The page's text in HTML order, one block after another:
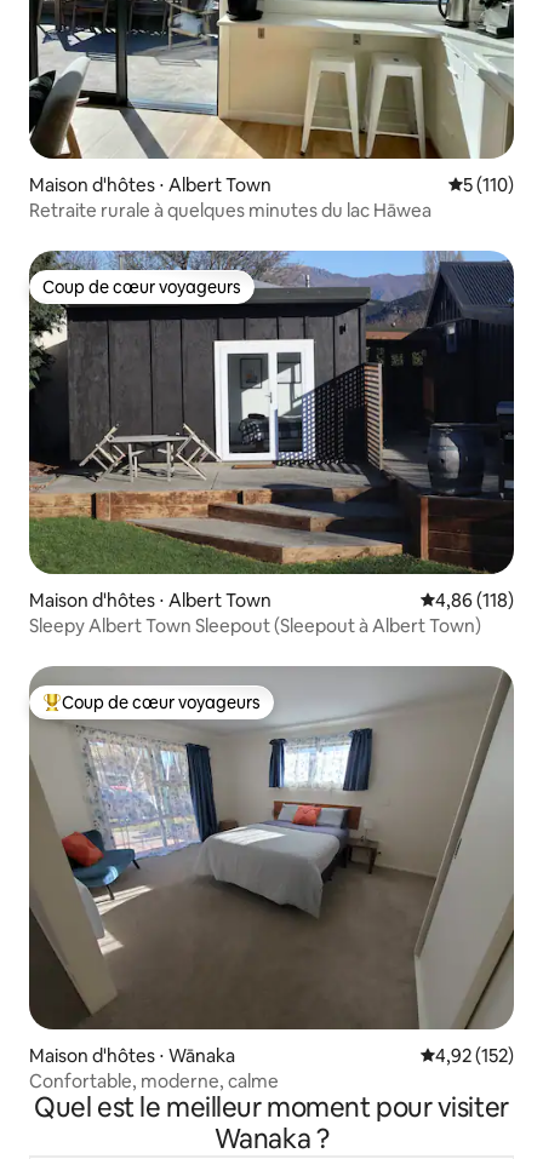
Maison d'hôtes ⋅ Albert Town Évaluation
5 (110)
Retraite rurale à quelques minutes du lac Hāwea
Coup de cœur voyageurs
Coup de cœur voyageurs
Maison d'hôtes ⋅ Albert Town Évaluation
4,86 (118)
Sleepy Albert Town Sleepout (Sleepout à Albert Town)
Coups de cœur voyageurs les plus appréciés
Coup de cœur voyageurs
Maison d'hôtes ⋅ Wānaka Évaluation
4,92 (152)
Confortable, moderne, calme
Quel est le meilleur moment pour visiter
Wanaka ?